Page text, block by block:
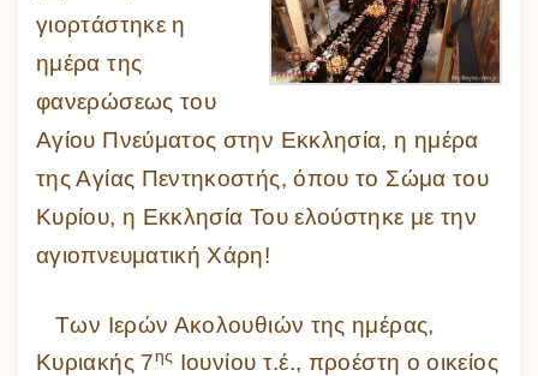
γιορτάστηκε η
ημέρα της
φανερώσεως του
Αγίου Πνεύματος στην Εκκλησία, η ημέρα
της Αγίας Πεντηκοστής, όπου το Σώμα του
Κυρίου, η Εκκλησία Του ελούστηκε με την
αγιοπνευματική Χάρη!
Των Ιερών Ακολουθιών της ημέρας,
Κυριακής 7ης Ιουνίου τ.έ., προέστη ο οικείος